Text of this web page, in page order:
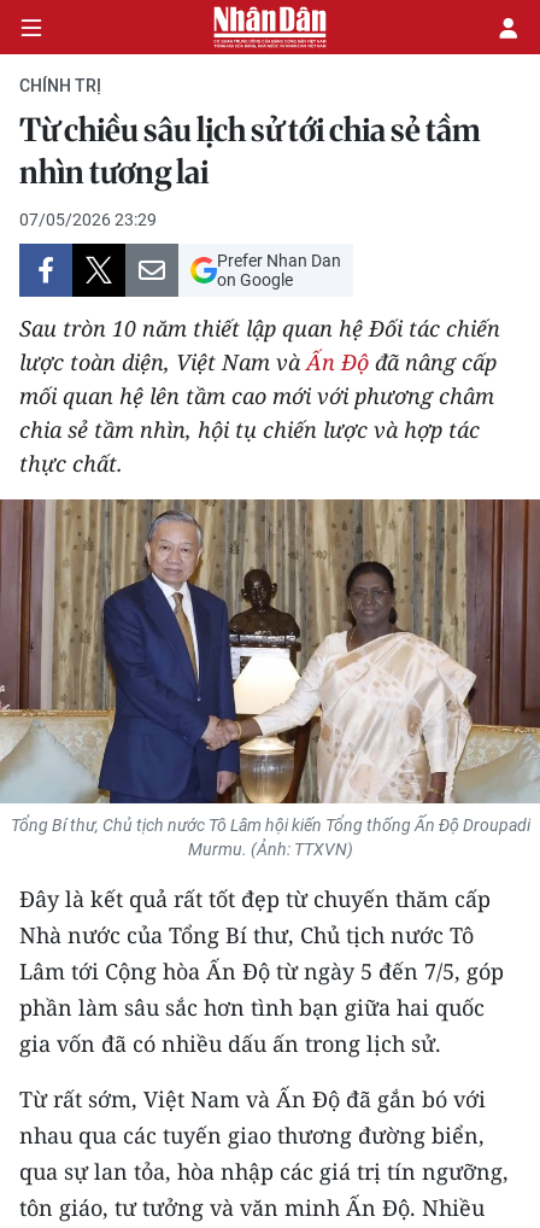
CHÍNH TRỊ
KINH TẾ
VĂN HÓA
XÃ HỘI
PHÁP LUẬT
DU LỊCH
THẾ GIỚI
THỂ THAO
GIÁO DỤC
Y TẾ
KHOA HỌC - CÔNG NGHỆ
MÔI TRƯỜNG
KIỂM CHỨNG THÔNG TIN
TRI THỨC CHUYÊN SÂU
54 DÂN TỘC VIỆT NAM
CHƯƠNG TRÌNH OCOP - MỖI XÃ
MỘT SẢN PHẨM
RADIO
CHÍNH TRỊ
Từ chiều sâu lịch sử tới chia sẻ tầm
nhìn tương lai
07/05/2026 23:29
Prefer Nhan Dan
on Google
Sau tròn 10 năm thiết lập quan hệ Đối tác chiến
lược toàn diện, Việt Nam vàẤn Độ đã nâng cấp
mối quan hệ lên tầm cao mới với phương châm
chia sẻ tầm nhìn, hội tụ chiến lược và hợp tác
thực chất.
Tổng Bí thư, Chủ tịch nước Tô Lâm hội kiến Tổng thống Ấn Độ Droupadi
Murmu. (Ảnh: TTXVN)
Đây là kết quả rất tốt đẹp từ chuyến thăm cấp
Nhà nước của Tổng Bí thư, Chủ tịch nước Tô
Lâm tới Cộng hòa Ấn Độ từ ngày 5 đến 7/5, góp
phần làm sâu sắc hơn tình bạn giữa hai quốc
gia vốn đã có nhiều dấu ấn trong lịch sử.
Từ rất sớm, Việt Nam và Ấn Độ đã gắn bó với
nhau qua các tuyến giao thương đường biển,
qua sự lan tỏa, hòa nhập các giá trị tín ngưỡng,
tôn giáo, tư tưởng và văn minh Ấn Độ. Nhiều